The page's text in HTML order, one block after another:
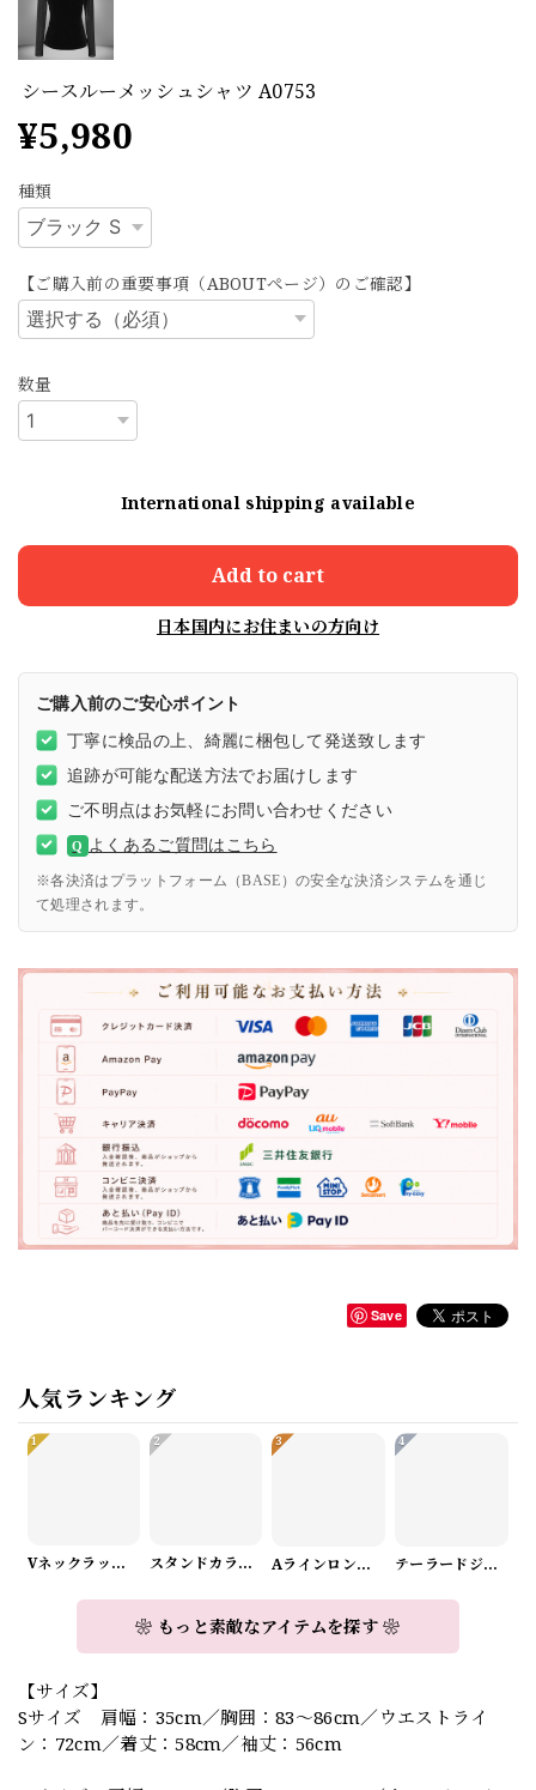
シースルーメッシュシャツ A0753
¥5,980
種類
【ご購入前の重要事項（ABOUTページ）のご確認】
数量
International shipping available
Add to cart
日本国内にお住まいの方向け
ご購入前のご安心ポイント
丁寧に検品の上、綺麗に梱包して発送致します
追跡が可能な配送方法でお届けします
ご不明点はお気軽にお問い合わせください
Q よくあるご質問はこちら
※各決済はプラットフォーム（BASE）の安全な決済システムを通じ
て処理されます。
Save
人気ランキング
1
Vネックラップデザインニット（3color） A1008
2
スタンドカラーロングスリーブリボンブラウス（3color） A1126
3
Aラインロングワンピース（2color） A0908
4
テーラードジャケット＆ワイドパンツスーツwithスカーフ A0987
❀ もっと素敵なアイテムを探す ❀
【サイズ】
Sサイズ 肩幅：35cm／胸囲：83～86cm／ウエストライ
ン：72cm／着丈：58cm／袖丈：56cm